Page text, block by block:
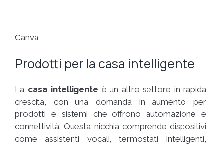
Canva
Prodotti per la casa intelligente
La casa intelligente è un altro settore in rapida
crescita, con una domanda in aumento per
prodotti e sistemi che offrono automazione e
connettività. Questa nicchia comprende dispositivi
come assistenti vocali, termostati intelligenti,